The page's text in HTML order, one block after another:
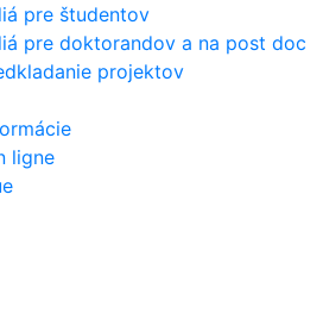
pre študentov
pre doktorandov a na post doc
projektov
ligne